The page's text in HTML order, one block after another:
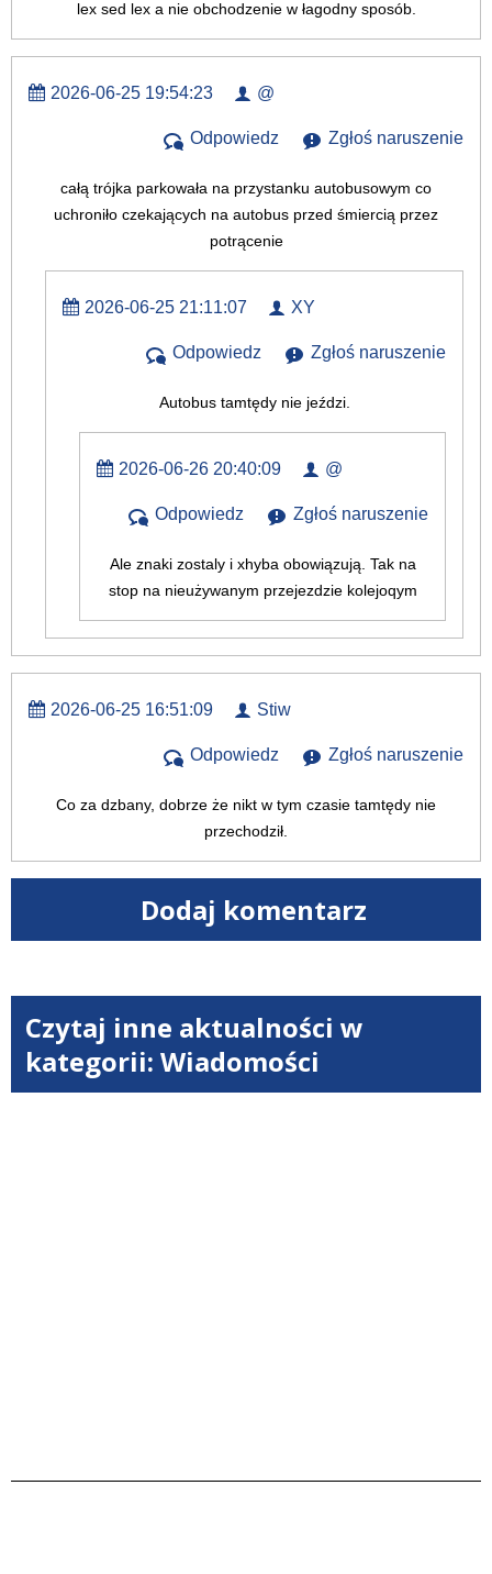
lex sed lex a nie obchodzenie w łagodny sposób.
2026-06-25 19:54:23 @
Odpowiedz Zgłoś naruszenie
całą trójka parkowała na przystanku autobusowym co
uchroniło czekających na autobus przed śmiercią przez
potrącenie
2026-06-25 21:11:07 XY
Odpowiedz Zgłoś naruszenie
Autobus tamtędy nie jeździ.
2026-06-26 20:40:09 @
Odpowiedz Zgłoś naruszenie
Ale znaki zostaly i xhyba obowiązują. Tak na
stop na nieużywanym przejezdzie kolejoqym
2026-06-25 16:51:09 Stiw
Odpowiedz Zgłoś naruszenie
Co za dzbany, dobrze że nikt w tym czasie tamtędy nie
przechodził.
Dodaj komentarz
Czytaj inne aktualności w
kategorii: Wiadomości